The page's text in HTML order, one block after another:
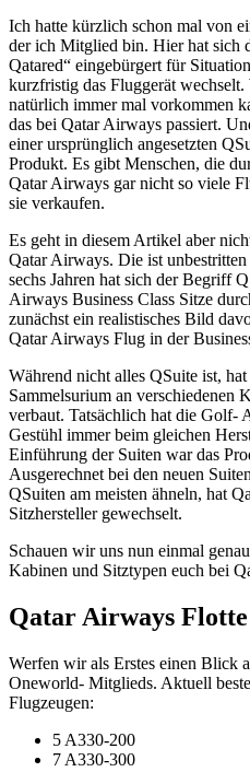
Ich hatte kürzlich schon mal von
der ich Mitglied bin. Hier hat sich
Qatared“ eingebürgert für
kurzfristig das Fluggerät
natürlich immer mal vorkommen
das bei Qatar Airways passiert.
einer ursprünglich angesetzten
Produkt. Es gibt Menschen, die
Qatar Airways gar nicht so viele
sie verkaufen.
Es geht in diesem Artikel aber
Qatar Airways. Die ist
sechs Jahren hat sich der Begriff
Airways Business Class Sitze
zunächst ein realistisches Bild
Qatar Airways Flug in der
Während nicht alles QSuite ist,
Sammelsurium an verschiedenen
verbaut. Tatsächlich hat die Golf-
Gestühl immer beim gleichen
Einführung der Suiten war das
Ausgerechnet bei den neuen
QSuiten am meisten ähneln, hat
Sitzhersteller gewechselt.
Schauen wir uns nun einmal
Kabinen und Sitztypen euch bei
Qatar Airways Flotte
Werfen wir als Erstes einen Blick
Oneworld- Mitglieds. Aktuell
Flugzeugen:
5 A330-200
7 A330-300